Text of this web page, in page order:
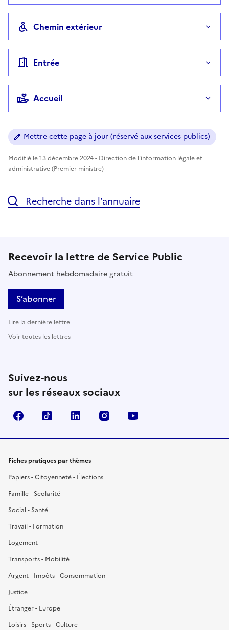
Chemin extérieur
Entrée
Accueil
Mettre cette page à jour (réservé aux services publics)
Modifié le 13 décembre 2024 - Direction de l'information légale et
administrative (Premier ministre)
Recherche dans l’annuaire
Recevoir la lettre de Service Public
Abonnement hebdomadaire gratuit
S’abonner
Lire la dernière lettre
Voir toutes les lettres
Suivez-nous
sur les réseaux sociaux
FacebookTikTok LinkedIn Instagram
Fiches pratiques par thèmes
Papiers - Citoyenneté - Élections
Famille - Scolarité
Social - Santé
Travail - Formation
Logement
Transports - Mobilité
Argent - Impôts - Consommation
Justice
Étranger - Europe
Loisirs - Sports - Culture